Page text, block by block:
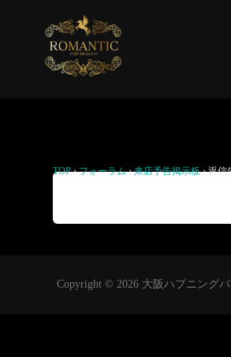
返信先: 来店予告掲示板
TOP › フォーラム › 来店予告掲示板 › 返信
Copyright © 2026 大阪ハプニング